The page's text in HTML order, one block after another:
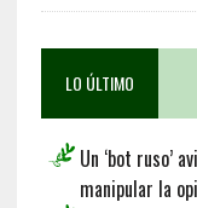
LO ÚLTIMO
Un ‘bot ruso’
manipular la